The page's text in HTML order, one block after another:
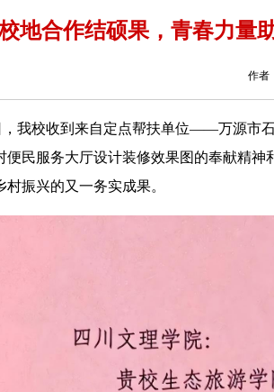
地合作结硕果，青春力量
作者
我校收到来自定点帮扶单位——万源市石
便民服务大厅设计装修效果图的奉献精神
村振兴的又一务实成果。